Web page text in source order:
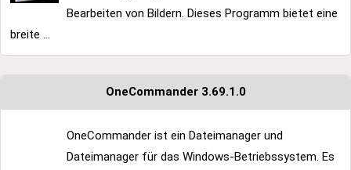
Bearbeiten von Bildern. Dieses Programm bietet eine
breite ...
OneCommander 3.69.1.0
OneCommander ist ein Dateimanager und
Dateimanager für das Windows-Betriebssystem. Es